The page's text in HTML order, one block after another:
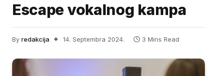
Escape vokalnog kampa
By redakcija 14. Septembra 2024. 3 Mins Read